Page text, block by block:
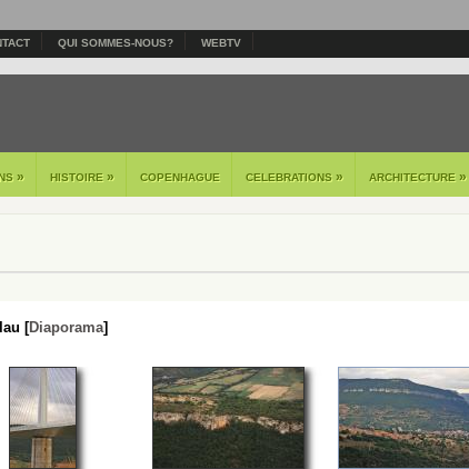
QUI SOMMES-NOUS? WEBTV
» HISTOIRE » COPENHAGUE CELEBRATIONS » ARCHITECTURE »
[Diaporama]